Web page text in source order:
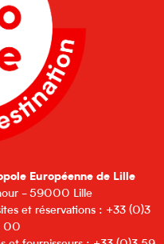
Européenne de Lille
- 59000 Lille
et réservations : +33 (0)3
00